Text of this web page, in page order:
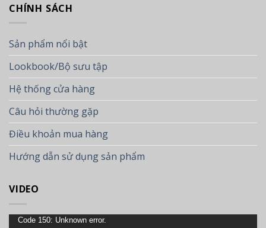
CHÍNH SÁCH
Sản phẩm nổi bật
Lookbook/Bộ sưu tập
Hệ thống cửa hàng
Câu hỏi thường gặp
Điều khoản mua hàng
Hướng dẫn sử dụng sản phẩm
VIDEO
Trình
Code 150: Unknown error.